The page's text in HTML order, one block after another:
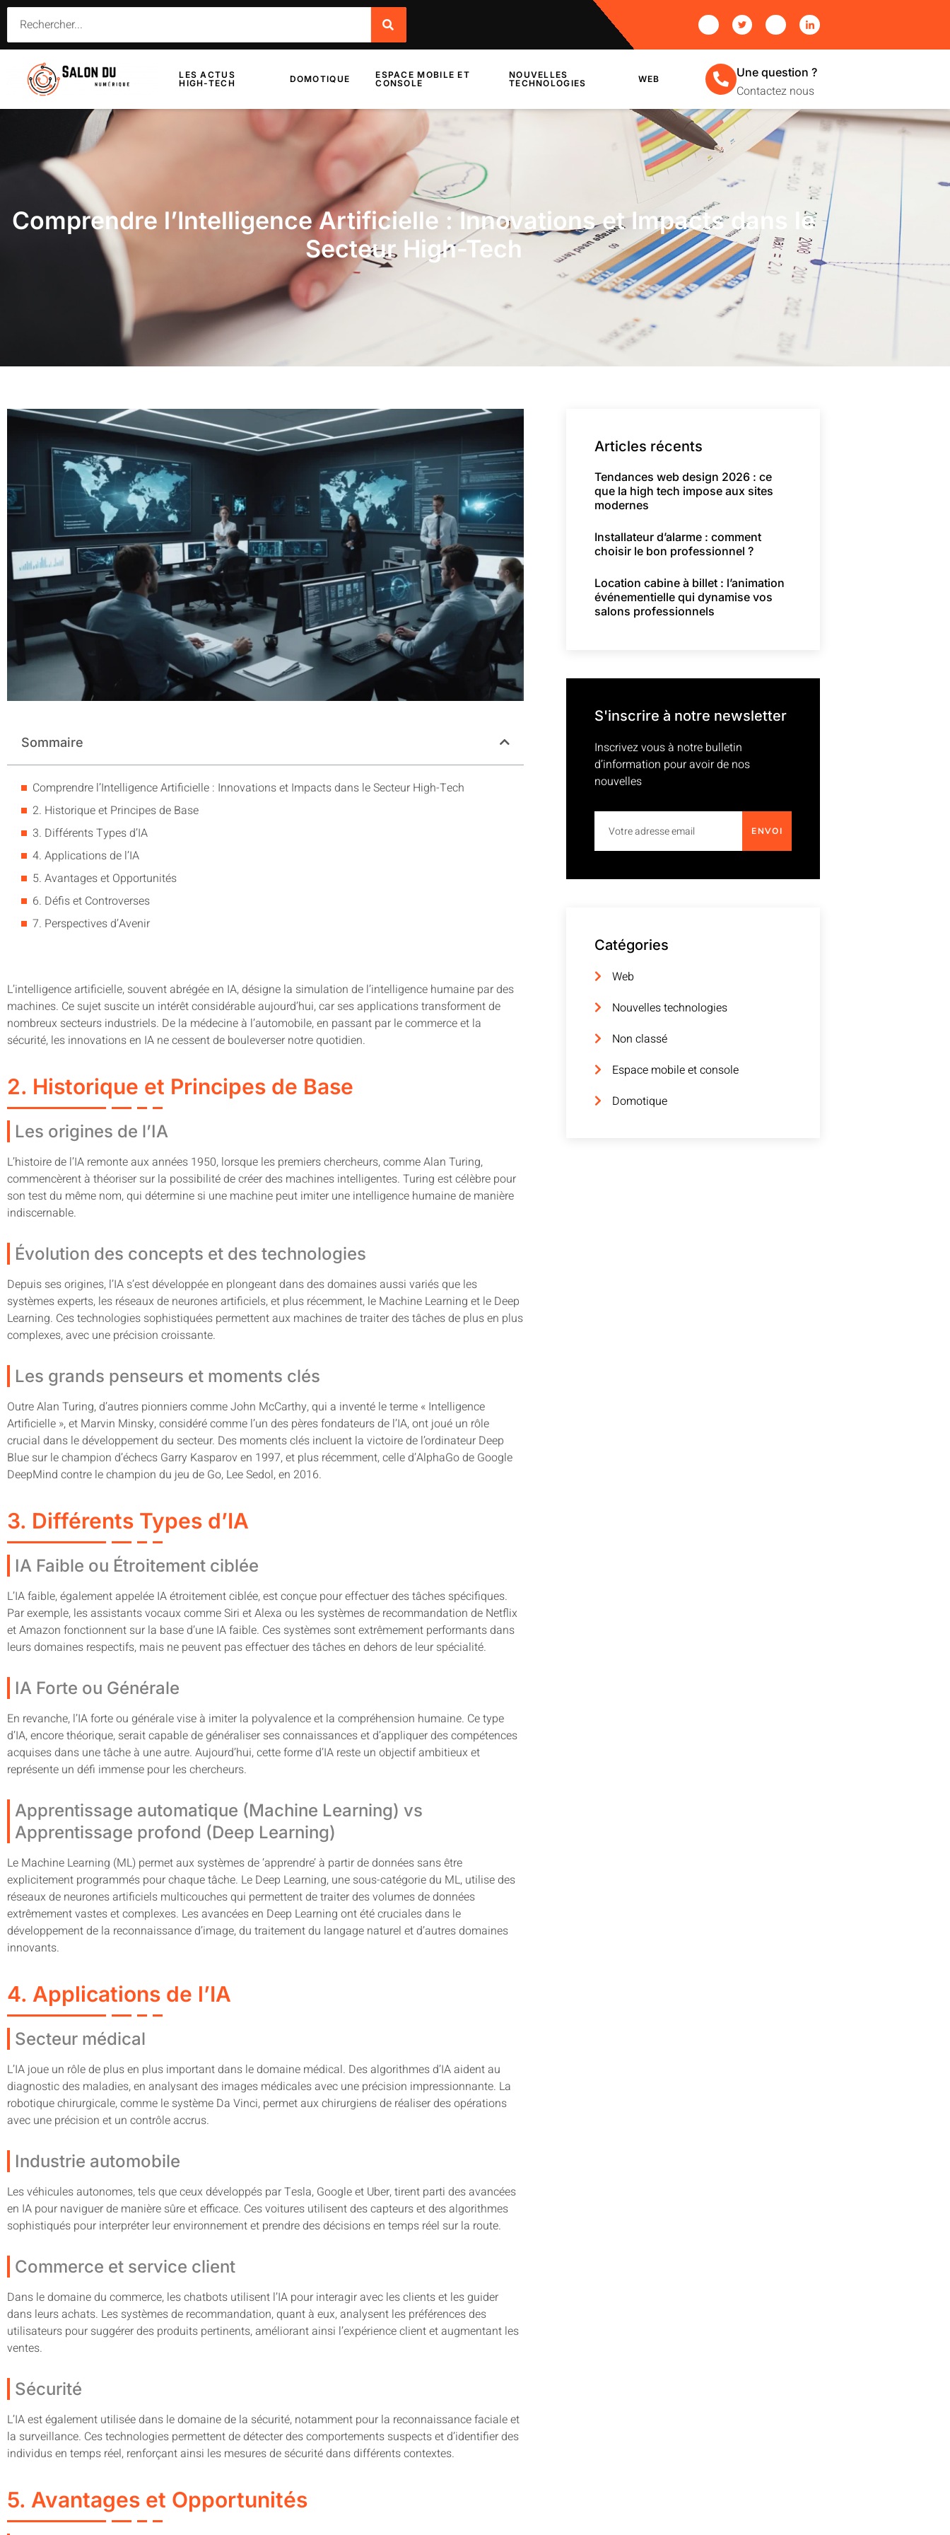
LES ACTUS
HIGH-TECH
DOMOTIQUE
ESPACE MOBILE ET
CONSOLE
NOUVELLES
TECHNOLOGIES
WEB Une question ?
Contactez nous
Comprendre l’Intelligence Artificielle : Innovations et Impacts dans le
Secteur High-Tech
Sommaire
Comprendre l’Intelligence Artificielle : Innovations et Impacts dans le Secteur High-Tech
2. Historique et Principes de Base
3. Différents Types d’IA
4. Applications de l’IA
5. Avantages et Opportunités
6. Défis et Controverses
7. Perspectives d’Avenir
L’intelligence artificielle, souvent abrégée en IA, désigne la simulation de l’intelligence humaine par des
machines. Ce sujet suscite un intérêt considérable aujourd’hui, car ses applications transforment de
nombreux secteurs industriels. De la médecine à l’automobile, en passant par le commerce et la
sécurité, les innovations en IA ne cessent de bouleverser notre quotidien.
2. Historique et Principes de Base
Les origines de l’IA
L’histoire de l’IA remonte aux années 1950, lorsque les premiers chercheurs, comme Alan Turing,
commencèrent à théoriser sur la possibilité de créer des machines intelligentes. Turing est célèbre pour
son test du même nom, qui détermine si une machine peut imiter une intelligence humaine de manière
indiscernable.
Évolution des concepts et des technologies
Depuis ses origines, l’IA s’est développée en plongeant dans des domaines aussi variés que les
systèmes experts, les réseaux de neurones artificiels, et plus récemment, le Machine Learning et le Deep
Learning. Ces technologies sophistiquées permettent aux machines de traiter des tâches de plus en plus
complexes, avec une précision croissante.
Les grands penseurs et moments clés
Outre Alan Turing, d’autres pionniers comme John McCarthy, qui a inventé le terme « Intelligence
Artificielle », et Marvin Minsky, considéré comme l’un des pères fondateurs de l’IA, ont joué un rôle
crucial dans le développement du secteur. Des moments clés incluent la victoire de l’ordinateur Deep
Blue sur le champion d’échecs Garry Kasparov en 1997, et plus récemment, celle d’AlphaGo de Google
DeepMind contre le champion du jeu de Go, Lee Sedol, en 2016.
3. Différents Types d’IA
IA Faible ou Étroitement ciblée
L’IA faible, également appelée IA étroitement ciblée, est conçue pour effectuer des tâches spécifiques.
Par exemple, les assistants vocaux comme Siri et Alexa ou les systèmes de recommandation de Netflix
et Amazon fonctionnent sur la base d’une IA faible. Ces systèmes sont extrêmement performants dans
leurs domaines respectifs, mais ne peuvent pas effectuer des tâches en dehors de leur spécialité.
IA Forte ou Générale
En revanche, l’IA forte ou générale vise à imiter la polyvalence et la compréhension humaine. Ce type
d’IA, encore théorique, serait capable de généraliser ses connaissances et d’appliquer des compétences
acquises dans une tâche à une autre. Aujourd’hui, cette forme d’IA reste un objectif ambitieux et
représente un défi immense pour les chercheurs.
Apprentissage automatique (Machine Learning) vs
Apprentissage profond (Deep Learning)
Le Machine Learning (ML) permet aux systèmes de ‘apprendre’ à partir de données sans être
explicitement programmés pour chaque tâche. Le Deep Learning, une sous-catégorie du ML, utilise des
réseaux de neurones artificiels multicouches qui permettent de traiter des volumes de données
extrêmement vastes et complexes. Les avancées en Deep Learning ont été cruciales dans le
développement de la reconnaissance d’image, du traitement du langage naturel et d’autres domaines
innovants.
4. Applications de l’IA
Secteur médical
L’IA joue un rôle de plus en plus important dans le domaine médical. Des algorithmes d’IA aident au
diagnostic des maladies, en analysant des images médicales avec une précision impressionnante. La
robotique chirurgicale, comme le système Da Vinci, permet aux chirurgiens de réaliser des opérations
avec une précision et un contrôle accrus.
Industrie automobile
Les véhicules autonomes, tels que ceux développés par Tesla, Google et Uber, tirent parti des avancées
en IA pour naviguer de manière sûre et efficace. Ces voitures utilisent des capteurs et des algorithmes
sophistiqués pour interpréter leur environnement et prendre des décisions en temps réel sur la route.
Commerce et service client
Dans le domaine du commerce, les chatbots utilisent l’IA pour interagir avec les clients et les guider
dans leurs achats. Les systèmes de recommandation, quant à eux, analysent les préférences des
utilisateurs pour suggérer des produits pertinents, améliorant ainsi l’expérience client et augmentant les
ventes.
Sécurité
L’IA est également utilisée dans le domaine de la sécurité, notamment pour la reconnaissance faciale et
la surveillance. Ces technologies permettent de détecter des comportements suspects et d’identifier des
individus en temps réel, renforçant ainsi les mesures de sécurité dans différents contextes.
5. Avantages et Opportunités
Articles récents
Tendances web design 2026 : ce
que la high tech impose aux sites
modernes
Installateur d’alarme : comment
choisir le bon professionnel ?
Location cabine à billet : l’animation
événementielle qui dynamise vos
salons professionnels
S'inscrire à notre newsletter
Inscrivez vous à notre bulletin
d’information pour avoir de nos
nouvelles
ENVOI
Catégories
Web
Nouvelles technologies
Non classé
Espace mobile et console
Domotique